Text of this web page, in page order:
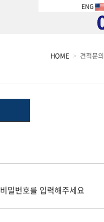
ENG
HOME 견적문의
비밀번호를 입력해주세요